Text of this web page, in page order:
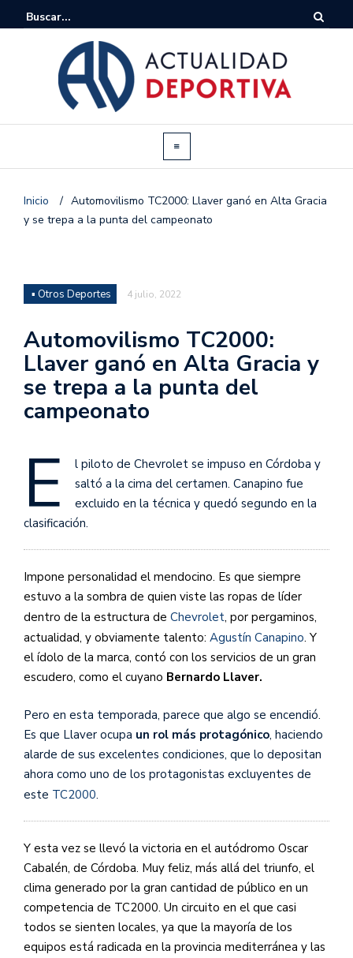
Inicio / Automovilismo TC2000: Llaver ganó en Alta Gracia
y se trepa a la punta del campeonato
▪ Otros Deportes 4 julio, 2022
Automovilismo TC2000:
Llaver ganó en Alta Gracia y
se trepa a la punta del
campeonato
E
l piloto de Chevrolet se impuso en Córdoba y
saltó a la cima del certamen. Canapino fue
excluido en la técnica y quedó segundo en la
clasificación.
Impone personalidad el mendocino. Es que siempre
estuvo a la sombra de quien viste las ropas de líder
dentro de la estructura de Chevrolet, por pergaminos,
actualidad, y obviamente talento: Agustín Canapino. Y
el ídolo de la marca, contó con los servicios de un gran
escudero, como el cuyano Bernardo Llaver.
Pero en esta temporada, parece que algo se encendió.
Es que Llaver ocupa un rol más protagónico, haciendo
alarde de sus excelentes condiciones, que lo depositan
ahora como uno de los protagonistas excluyentes de
este TC2000.
Y esta vez se llevó la victoria en el autódromo Oscar
Cabalén, de Córdoba. Muy feliz, más allá del triunfo, el
clima generado por la gran cantidad de público en un
competencia de TC2000. Un circuito en el que casi
todos se sienten locales, ya que la mayoría de los
equipos está radicada en la provincia mediterránea y las